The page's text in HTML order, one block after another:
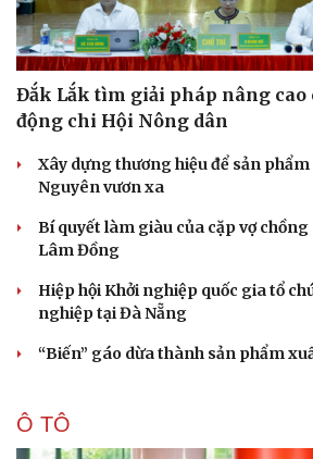
Đắk Lắk tìm giải pháp nâng cao
động chi Hội Nông dân
Xây dựng thương hiệu để sản
Nguyên vươn xa
Bí quyết làm giàu của cặp vợ chồng
Lâm Đồng
Hiệp hội Khởi nghiệp quốc gia tổ
nghiệp tại Đà Nẵng
“Biến” gáo dừa thành sản phẩm
Ô TÔ